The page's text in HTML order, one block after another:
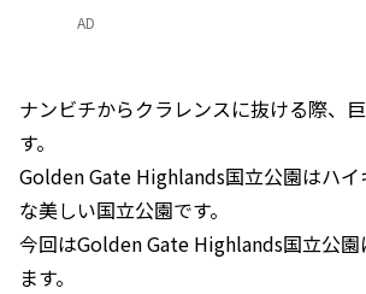
AD
ナンビチからクラレンスに抜ける際、
す。
Golden Gate Highlands国立公園はハイ
な美しい国立公園です。
今回はGolden Gate Highlands国立公園
ます。